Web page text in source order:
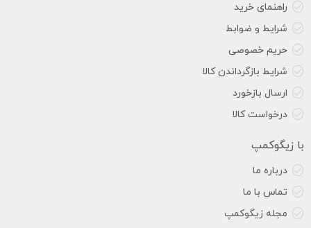
راهنمای خرید
شرایط و ضوابط
حریم خصوصی
شرایط بازگرداندن کالا
ارسال بازخورد
درخواست کالا
با زیگوکمپ
درباره ما
تماس با ما
مجله زیگوکمپ